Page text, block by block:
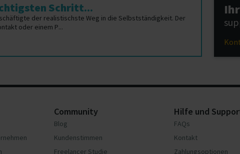
Schritt...
der realistischste Weg in die Selbstständigkeit. Der
oder einem P...
Community
Blog
Kundenstimmen
Freelancer Studie
Hilfe und
FAQs
Kontakt
Zahlungsoptionen